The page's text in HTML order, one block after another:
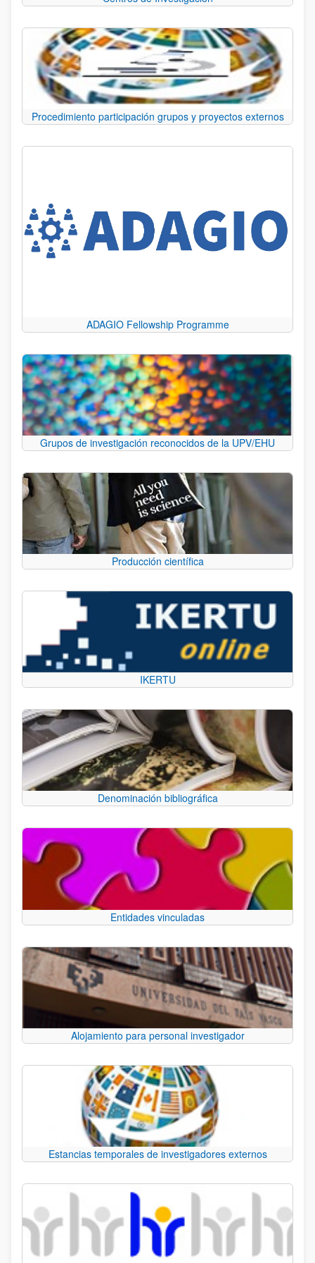
Procedimiento participación grupos y proyectos externos
ADAGIO Fellowship Programme
Grupos de investigación reconocidos de la UPV/EHU
Producción científica
IKERTU
Denominación bibliográfica
Entidades vinculadas
Alojamiento para personal investigador
Estancias temporales de investigadores externos